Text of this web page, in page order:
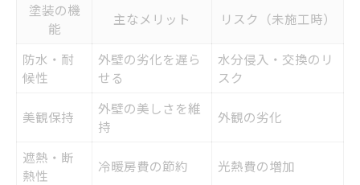
サイディング塗装業者選びで重視すべきポ
イント
外壁洗浄や下地処理の重要性を知る
相談時に確認したい地元ならではの疑問点
適切な塗料選びと費用の相場を知るためのガイ
ド
塗装の機
能
主なメリット リスク（未施工時）
防水・耐
候性
外壁の劣化を遅ら
せる
水分侵入・交換のリ
スク
美観保持
外壁の美しさを維
持
外観の劣化
遮熱・断
熱性
冷暖房費の節約 光熱費の増加